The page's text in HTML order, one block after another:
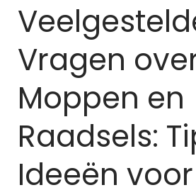
Vragen
Moppen en
Raadsels:
Ideeën voor